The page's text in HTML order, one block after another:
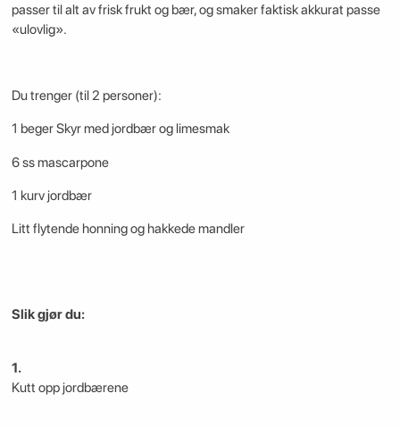
passer til alt av frisk frukt og bær, og smaker faktisk akkurat passe
«ulovlig».
Du trenger (til 2 personer):
1 beger Skyr med jordbær og limesmak
6 ss mascarpone
1 kurv jordbær
Litt flytende honning og hakkede mandler
Slik gjør du:
1.
Kutt opp jordbærene